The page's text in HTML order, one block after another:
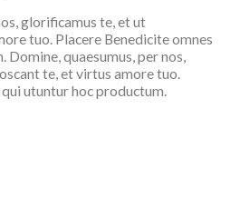
glorificamus te, et ut
tuo. Placere Benedicite omnes
quaesumus, per nos,
te, et virtus amore tuo.
utuntur hoc productum.